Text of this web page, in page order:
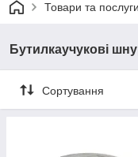
Товари та послуги
Бутилкаучукові
Сортування